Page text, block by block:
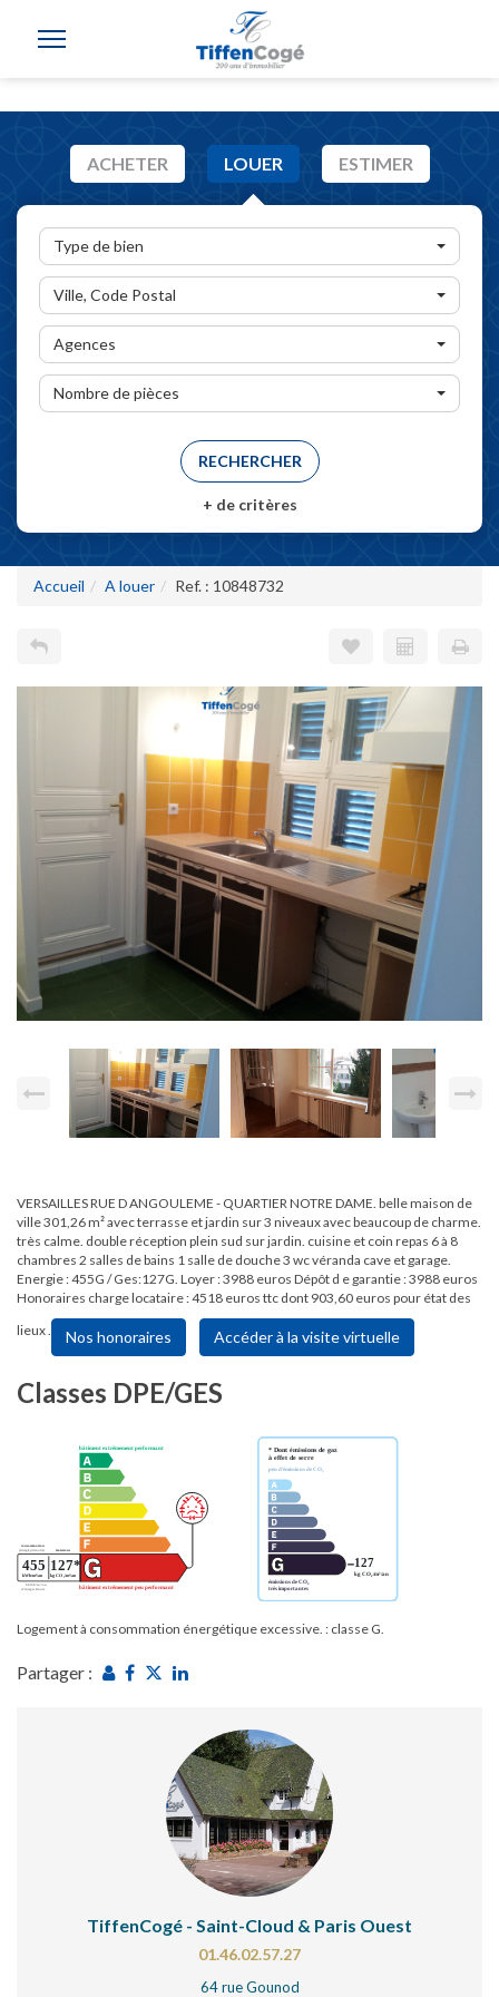
ACHETER LOUER ESTIMER
Type de bien
Ville, Code Postal
Agences
Nombre de pièces
+ de critères
Accueil A louer Ref. : 10848732
VERSAILLES RUE D ANGOULEME - QUARTIER NOTRE DAME. belle maison de
ville 301,26 m² avec terrasse et jardin sur 3 niveaux avec beaucoup de charme.
très calme. double réception plein sud sur jardin. cuisine et coin repas 6 à 8
chambres 2 salles de bains 1 salle de douche 3 wc véranda cave et garage.
Energie : 455G / Ges:127G. Loyer : 3988 euros Dépôt d e garantie : 3988 euros
Honoraires charge locataire : 4518 euros ttc dont 903,60 euros pour état des
lieux .
Nos honoraires Accéder à la visite virtuelle
Classes DPE/GES
Logement à consommation énergétique excessive. : classe G.
Partager :
TiffenCogé - Saint-Cloud & Paris Ouest
01.46.02.57.27
64 rue Gounod